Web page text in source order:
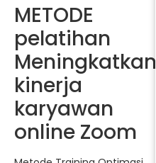
METODE
pelatihan
Meningkatkan
kinerja
karyawan
online Zoom